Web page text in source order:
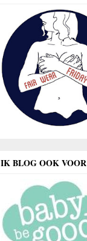
IK BLOG OOK VOOR